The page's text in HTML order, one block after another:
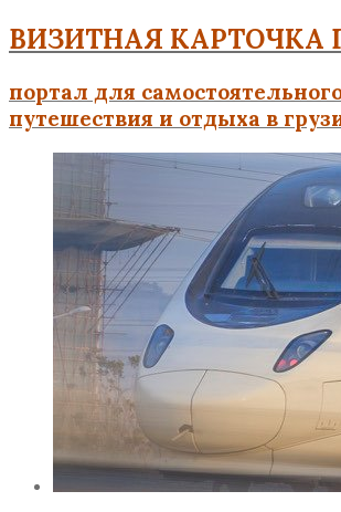
ВИЗИТНАЯ КАРТОЧКА
портал для
путешествия и отдыха в